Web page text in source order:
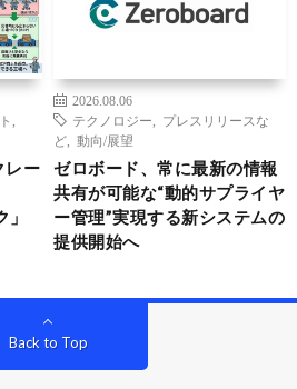
レー
2026.08.06
テクノロジー
プレスリリースな
ど
動向/展望
ゼロボード、常に最新の情報
共有が可能な“動的サプライヤ
ー管理”実現する新システムの
提供開始へ
Back to Top